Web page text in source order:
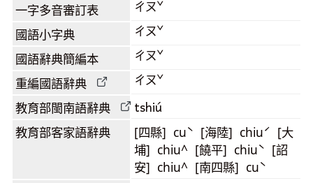
一字多音審訂表 ㄔㄡˇ
國語小字典 ㄔㄡˇ
國語辭典簡編本 ㄔㄡˇ
重編國語辭典 ㄔㄡˇ
教育部閩南語辭典 tshiú
教育部客家語辭典
[四縣] cuˋ [海陸] chiuˊ [大
埔] chiu^ [饒平] chiuˋ [詔
安] chiu^ [南四縣] cuˋ